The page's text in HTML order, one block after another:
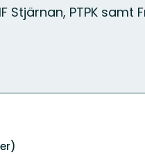
Stjärnan, PTPK samt